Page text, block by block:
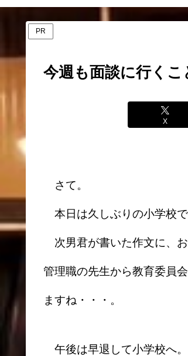
PR
今週も面談に行くこ
X
さて。
本日は久しぶりの小学校で
次男君が書いた作文に、
管理職の先生から教育委員
ますね・・・。
午後は早退して小学校へ。